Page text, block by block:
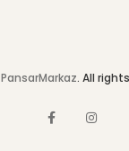
PansarMarkaz. All